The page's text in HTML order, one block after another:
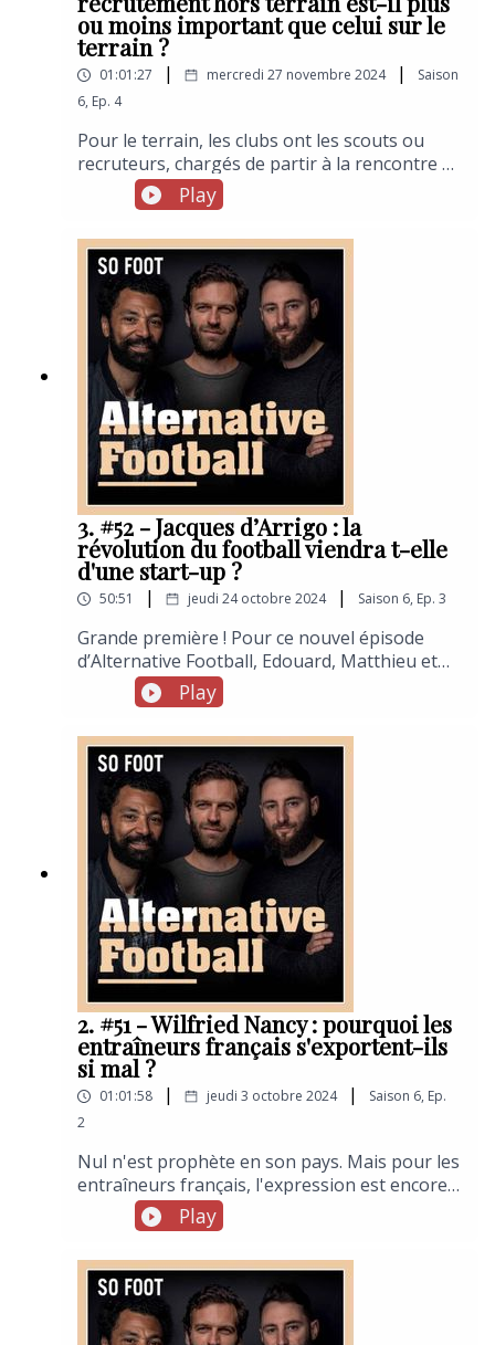
ou moins important que celui sur le
terrain ?
01:01:27 | mercredi 27 novembre 2024 |
Saison
6, Ep. 4
Pour le terrain, les clubs ont les scouts ou
recruteurs, chargés de partir à la rencontre de
jeunes joueurs prometteurs en vue du
mercato. Mais pour les bureaux, ou
administratifs, comment ça se passe ? Comme
une entreprise normale ou presque. Les clubs
de football font de plus en plus appel à des
cabinets de chasseurs de tête spécialisés dans
le sport. Nolan Partners est l’un d’eux. Et le
Français Eymeric Moura, partner en son sein,
livre ici les secrets de l’autre marché des
transferts.
Play
3. #52 - Jacques d’Arrigo : la
révolution du football viendra t-elle
d'une start-up ?
50:51 | jeudi 24 octobre 2024 | Saison 6, Ep. 3
Grande première ! Pour ce nouvel épisode
d’Alternative Football, Edouard, Matthieu et
Maxime ont enregistré en public, dans la salle
de projection de So Foot, avec Jacques
d’Arrigo, ancien directeur marketing &
communication des Girondins de Bordeaux
devenu cofondateur de la start-up Footbar et
élu, à ce titre, président de la SportTech
française.
Play
2. #51 - Wilfried Nancy : pourquoi les
entraîneurs français s'exportent-ils
si mal ?
01:01:58 | jeudi 3 octobre 2024 | Saison 6, Ep.
2
Nul n'est prophète en son pays. Mais pour les
entraîneurs français, l'expression est encore
plus valable à l'étranger. Hormis l'exception
Arsène Wenger (qui confirme la règle), rares
sont les coachs tricolores recrutés par des
grosses écuries européennes et mondiales. Et
surtout à y avoir réussi ensuite. Tentative
d'explication et d'analyse sur le pourquoi du
Play